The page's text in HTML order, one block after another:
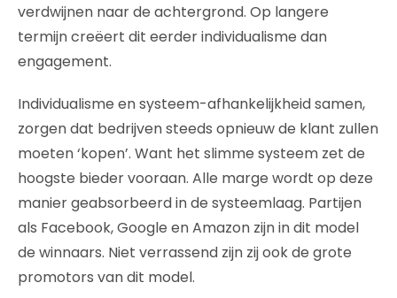
verdwijnen naar de achtergrond. Op langere
termijn creëert dit eerder individualisme dan
engagement.
Individualisme en systeem-afhankelijkheid samen,
zorgen dat bedrijven steeds opnieuw de klant zullen
moeten ‘kopen’. Want het slimme systeem zet de
hoogste bieder vooraan. Alle marge wordt op deze
manier geabsorbeerd in de systeemlaag. Partijen
als Facebook, Google en Amazon zijn in dit model
de winnaars. Niet verrassend zijn zij ook de grote
promotors van dit model.